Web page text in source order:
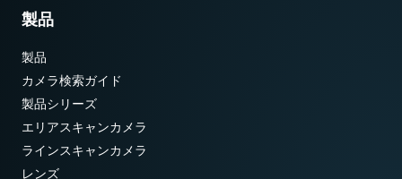
製品
製品
カメラ検索ガイド
製品シリーズ
エリアスキャンカメラ
ラインスキャンカメラ
レンズ